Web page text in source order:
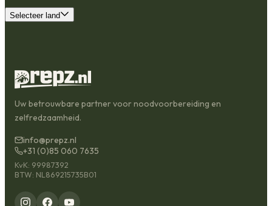
Selecteer land
Uw betrouwbare partner voor noodvoorbereiding en
zelfredzaamheid.
info@prepz.nl
+31 (0)85 060 7635
KvK: 99987392
BTW: NL869215735B01